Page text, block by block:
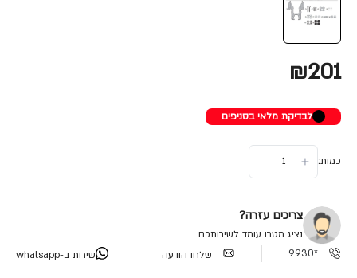
₪201
לבדיקת מלאי בסניפים
כמות:
צריכים עזרה?
נציג מטרו עומד לשירותכם
*9930
שלחו הודעה שירות ב-whatsapp